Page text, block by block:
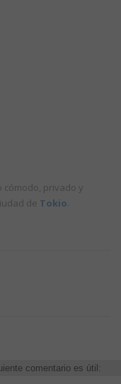
cómodo, privado y
de Tokio
comentario es útil: